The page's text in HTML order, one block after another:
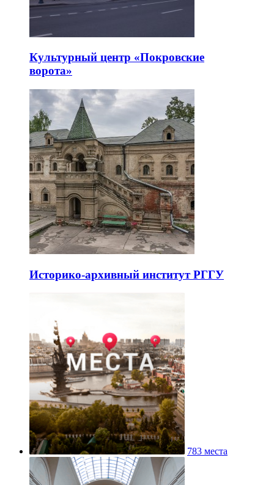
Культурный центр «Покровские
ворота»
Историко-архивный институт РГГУ
783 места